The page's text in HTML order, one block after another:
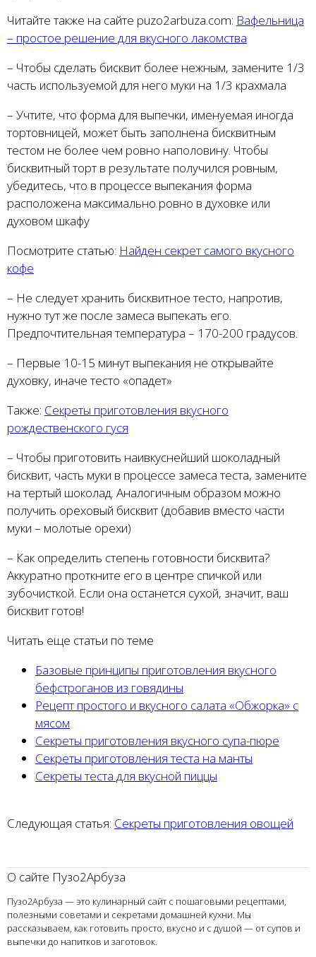
Читайте также на сайте puzo2arbuza.com: Вафельница
– простое решение для вкусного лакомства
– Чтобы сделать бисквит более нежным, замените 1/3
часть используемой для него муки на 1/3 крахмала
– Учтите, что форма для выпечки, именуемая иногда
тортовницей, может быть заполнена бисквитным
тестом не более чем ровно наполовину. Чтобы
бисквитный торт в результате получился ровным,
убедитесь, что в процессе выпекания форма
расположена максимально ровно в духовке или
духовом шкафу
Посмотрите статью: Найден секрет самого вкусного
кофе
– Не следует хранить бисквитное тесто, напротив,
нужно тут же после замеса выпекать его.
Предпочтительная температура – 170-200 градусов.
– Первые 10-15 минут выпекания не открывайте
духовку, иначе тесто «опадет»
Также: Секреты приготовления вкусного
рождественского гуся
– Чтобы приготовить наивкуснейший шоколадный
бисквит, часть муки в процессе замеса теста, замените
на тертый шоколад. Аналогичным образом можно
получить ореховый бисквит (добавив вместо части
муки – молотые орехи)
– Как определить степень готовности бисквита?
Аккуратно проткните его в центре спичкой или
зубочисткой. Если она останется сухой, значит, ваш
бисквит готов!
Читать еще статьи по теме
Базовые принципы приготовления вкусного
бефстроганов из говядины
Рецепт простого и вкусного салата «Обжорка» с
мясом
Секреты приготовления вкусного супа-пюре
Секреты приготовления теста на манты
Секреты теста для вкусной пиццы
Следующая статья: Секреты приготовления овощей
О сайте Пузо2Арбуза
Пузо2Арбуза — это кулинарный сайт с пошаговыми рецептами,
полезными советами и секретами домашней кухни. Мы
рассказываем, как готовить просто, вкусно и с душой — от супов и
выпечки до напитков и заготовок.